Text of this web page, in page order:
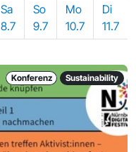
Sa
8.7
So
9.7
Mo
10.7
Di
11.7
Konferenz Sustainability